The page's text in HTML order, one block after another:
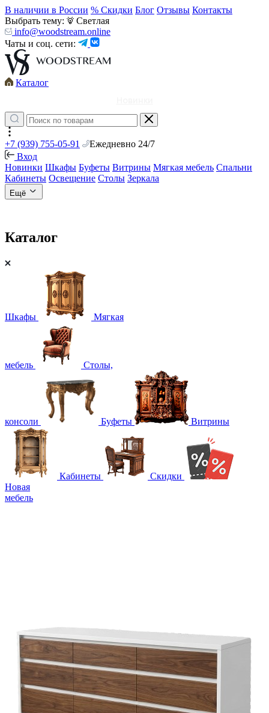
В наличии в России % Скидки Блог Отзывы Контакты
Выбрать тему:
Светлая
info@woodstream.online
Чаты и соц. сети:
Каталог
+7 (939) 755-05-91
Ежедневно 24/7
Вход
Новинки Шкафы Буфеты Витрины Мягкая мебель Спальни
Кабинеты Освещение Столы Зеркала
Ещё
Каталог
Шкафы Мягкая
мебель Столы,
консоли Буфеты Витрины
Кабинеты
Скидки
Новая
мебель